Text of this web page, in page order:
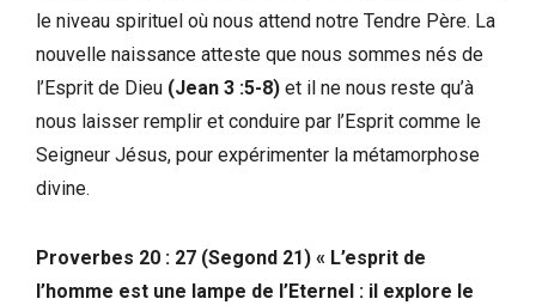
le niveau spirituel où nous attend notre Tendre Père. La
nouvelle naissance atteste que nous sommes nés de
l’Esprit de Dieu (Jean 3 :5-8) et il ne nous reste qu’à
nous laisser remplir et conduire par l’Esprit comme le
Seigneur Jésus, pour expérimenter la métamorphose
divine.
Proverbes 20 : 27 (Segond 21) « L’esprit de
l’homme est une lampe de l’Eternel : il explore le